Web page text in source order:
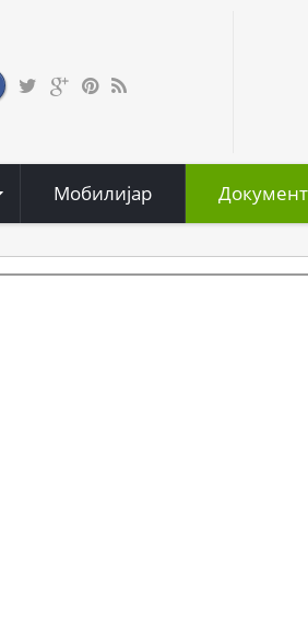
Мобилијар